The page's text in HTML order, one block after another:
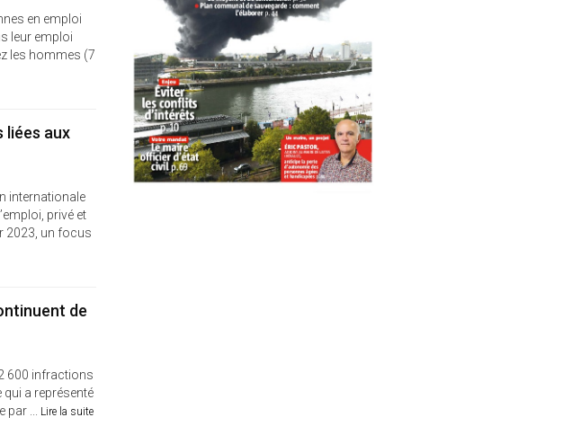
en emploi
leur emploi
les hommes (7
liées aux
internationale
privé et
2023, un focus
de
600 infractions
qui a représenté
...
Lire la suite